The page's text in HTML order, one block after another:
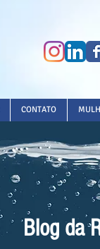
CONTATO
Blog da